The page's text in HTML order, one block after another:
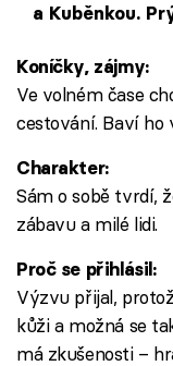
a Kuběnkou.
Koníčky, zájmy:
Ve volném čase
cestování. Baví ho
Charakter:
Sám o sobě tvrdí,
zábavu a milé lidi.
Proč se přihlásil:
Výzvu přijal,
kůži a možná se
má zkušenosti –